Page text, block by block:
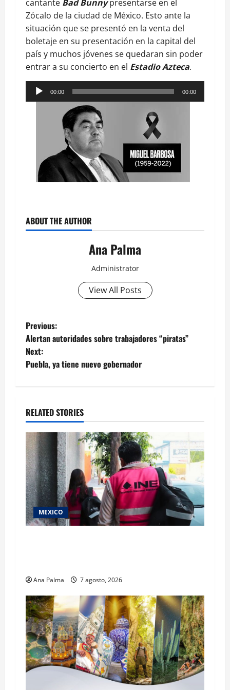
cantante Bad Bunnypresentarse en el
Zócalo de la ciudad de México. Esto ante la
situación que se presentó en la venta del
boletaje en su presentación en la capital del
país y muchos jóvenes se quedaran sin poder
entrar a su concierto en el Estadio Azteca.
Reproductor
de
00:00 00:00
ABOUT THE AUTHOR
Ana Palma
Administrator
View All Posts
Post
navigation
Previous:
Alertan autoridades sobre trabajadores “piratas”
Next:
Puebla, ya tiene nuevo gobernador
RELATED STORIES
MEXICO
Ana Palma 7 agosto, 2026